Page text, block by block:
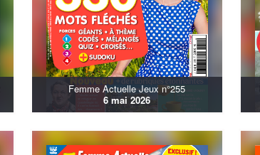
Femme Actuelle Jeux n°255
6 mai 2026